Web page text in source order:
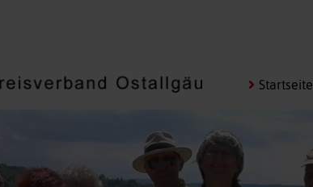
NavigationStartseite